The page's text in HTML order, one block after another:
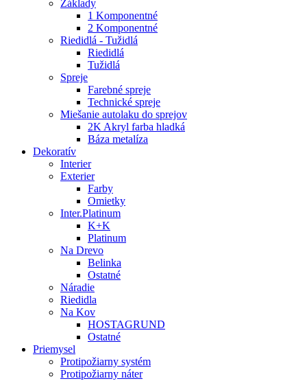
Základy
1 Komponentné
2 Komponentné
Riedidlá - Tužidlá
Riedidlá
Tužidlá
Spreje
Farebné spreje
Technické spreje
Miešanie autolaku do sprejov
2K Akryl farba hladká
Báza metalíza
Dekoratív
Interier
Exterier
Farby
Omietky
Inter.Platinum
K+K
Platinum
Na Drevo
Belinka
Ostatné
Náradie
Riedidla
Na Kov
HOSTAGRUND
Ostatné
Priemysel
Protipožiarny systém
Protipožiarny náter